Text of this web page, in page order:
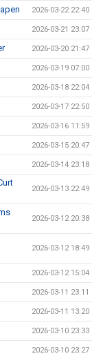
2026-03-22 22:40
2026-03-21 23:07
2026-03-20 21:47
2026-03-19 07:00
2026-03-18 22:04
2026-03-17 22:50
2026-03-16 11:59
2026-03-15 20:47
2026-03-14 23:18
2026-03-13 22:49
2026-03-12 20:38
2026-03-12 18:49
2026-03-12 15:04
2026-03-11 23:11
2026-03-11 13:20
2026-03-10 23:33
2026-03-10 23:27